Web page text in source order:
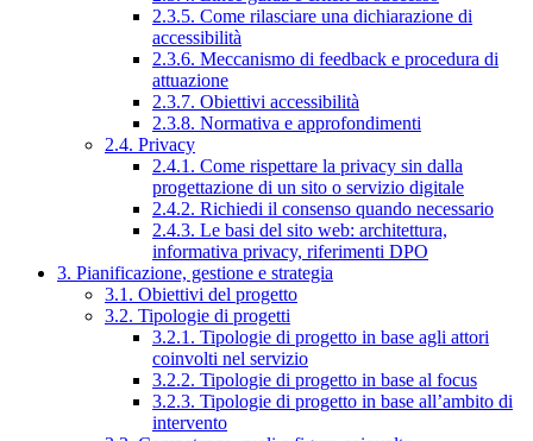
2.3.5. Come rilasciare una dichiarazione di
accessibilità
2.3.6. Meccanismo di feedback e procedura di
attuazione
2.3.7. Obiettivi accessibilità
2.3.8. Normativa e approfondimenti
2.4. Privacy
2.4.1. Come rispettare la privacy sin dalla
progettazione di un sito o servizio digitale
2.4.2. Richiedi il consenso quando necessario
2.4.3. Le basi del sito web: architettura,
informativa privacy, riferimenti DPO
3. Pianificazione, gestione e strategia
3.1. Obiettivi del progetto
3.2. Tipologie di progetti
3.2.1. Tipologie di progetto in base agli attori
coinvolti nel servizio
3.2.2. Tipologie di progetto in base al focus
3.2.3. Tipologie di progetto in base all’ambito di
intervento